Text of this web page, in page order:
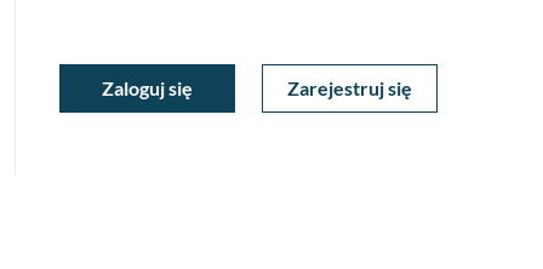
MojeZaloguj się Zarejestruj się